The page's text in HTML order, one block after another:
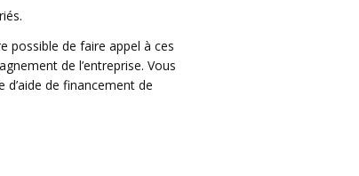
possible de faire appel à ces
de l’entreprise. Vous
de financement de